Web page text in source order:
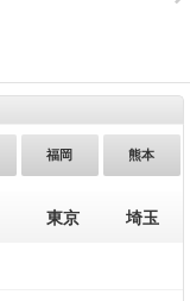
福岡 熊本
東京 埼玉